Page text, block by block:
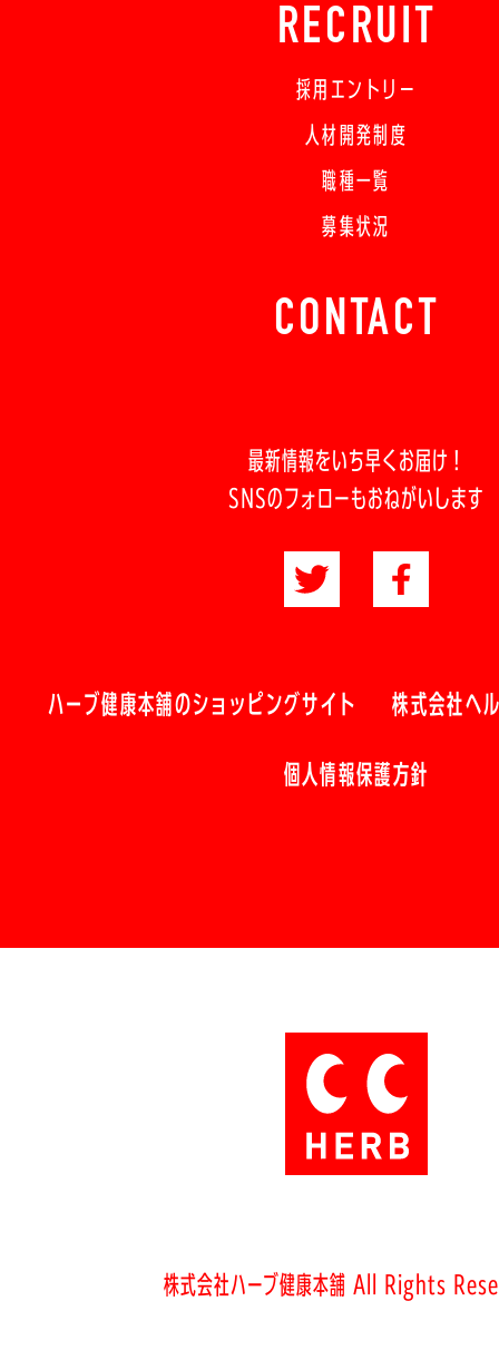
RECRUIT
採用エントリー
人材開発制度
職種一覧
募集状況
CONTACT
最新情報をいち早くお届け！
SNSのフォローもおねがいします
ハーブ健康本舗のショッピングサイト 株式会社ヘ
個人情報保護方針
株式会社ハーブ健康本舗 All Rights